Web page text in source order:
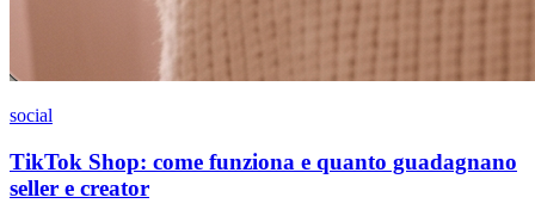
social
TikTok Shop: come funziona e quanto guadagnano
seller e creator